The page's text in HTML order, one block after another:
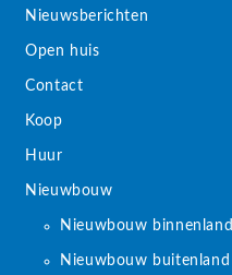
Nieuwsberichten
Open huis
Contact
Koop
Huur
Nieuwbouw
Nieuwbouw binnenland
Nieuwbouw buitenland